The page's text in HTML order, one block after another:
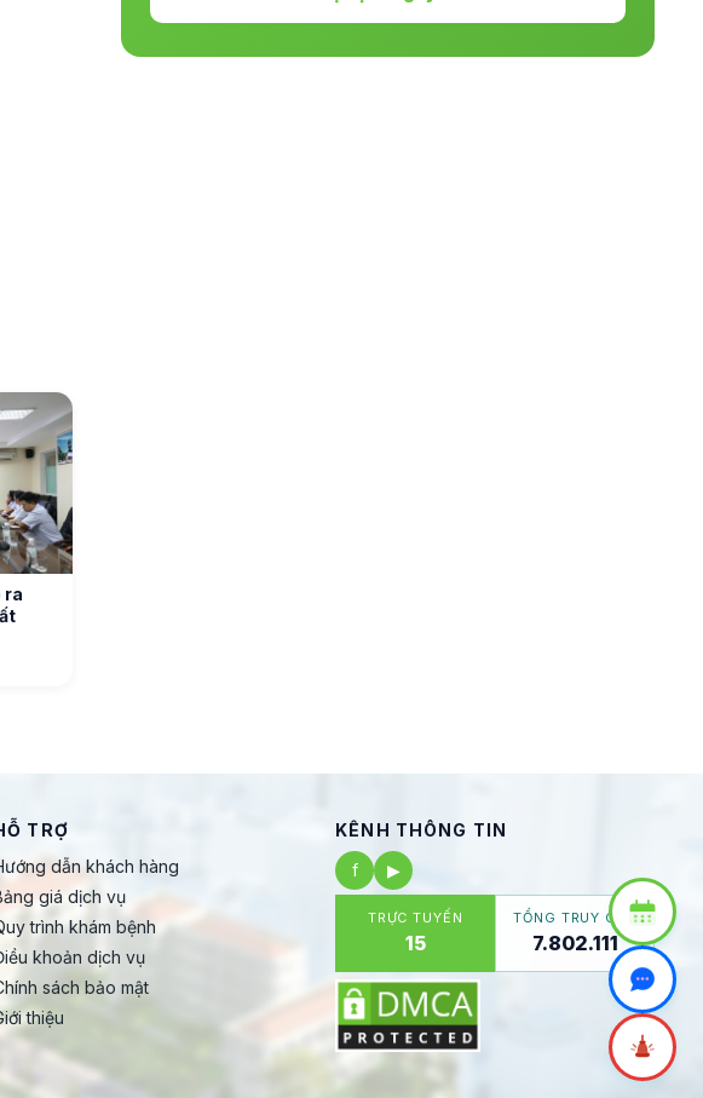
ra
TRỢ
dẫn khách hàng
giá dịch vụ
trình khám bệnh
khoản dịch vụ
sách bảo mật
thiệu
KÊNH THÔNG TIN
f
▶
TRỰC TUYẾN
15
TỔNG TRUY CẬP
7.802.111